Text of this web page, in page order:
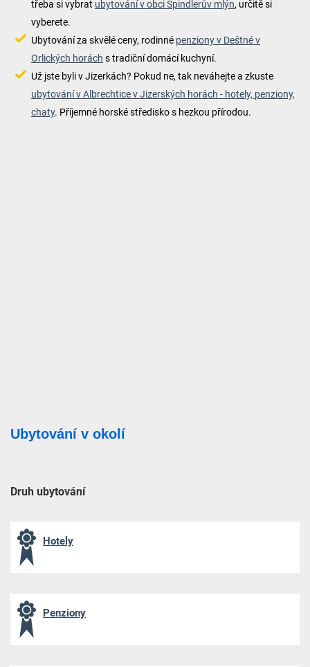
třeba si vybrat ubytování v obci Špindlerův mlýn, určitě si
vyberete.
Ubytování za skvělé ceny, rodinné penziony v Deštné v
Orlických horách s tradiční domácí kuchyní.
Už jste byli v Jizerkách? Pokud ne, tak neváhejte a zkuste
ubytování v Albrechtice v Jizerských horách - hotely, penziony,
chaty. Příjemné horské středisko s hezkou přírodou.
Ubytování v okolí
Druh ubytování
Hotely
Penziony